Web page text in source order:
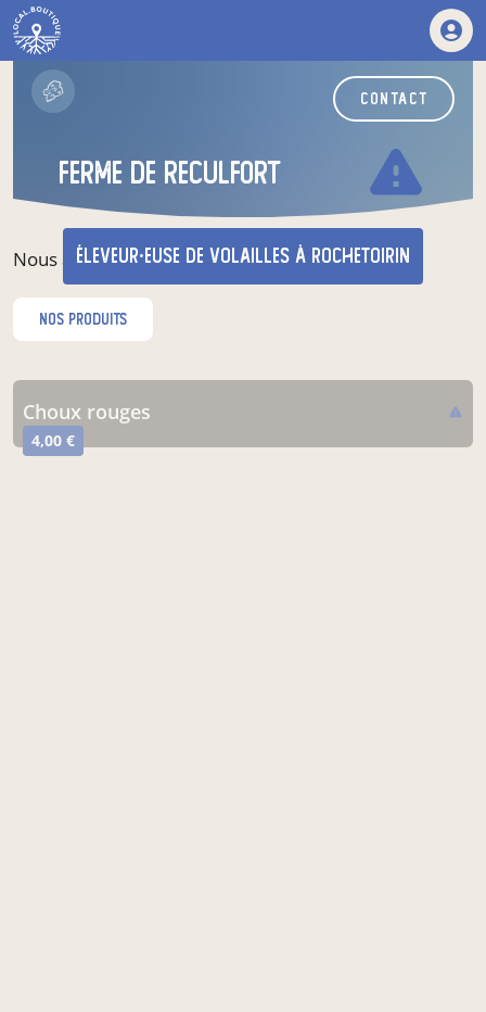
contact
ferme de reculfort warning
éleveur·euse de volailles à Rochetoirin
Nous avons l'amour des volailles de pere en fils
nos produits
choux rouges warning
4,00 €